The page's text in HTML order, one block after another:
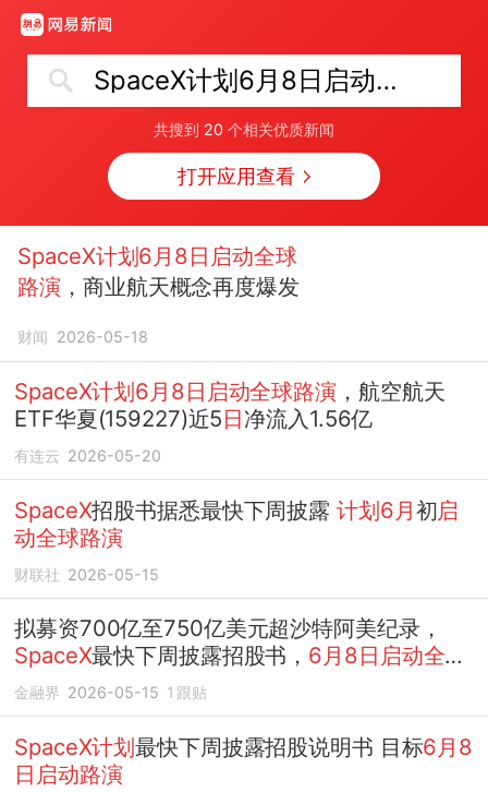
SpaceX计划6月8日启动全球路演
共搜到 20 个相关优质新闻
打开应用查看
SpaceX计划6月8日启动全球
路演 ，商业航天概念再度爆发
财闻 2026-05-18
SpaceX计划6月8日启动全球路演 ，航空航天
ETF华夏(159227)近5日净流入1.56亿
有连云 2026-05-20
SpaceX招股书据悉最快下周披露 计划6月初启
动全球路演
财联社 2026-05-15
拟募资700亿至750亿美元超沙特阿美纪录，
SpaceX最快下周披露招股书， 6月8日启动全球
路演
金融界 2026-05-15 1 跟贴
SpaceX计划最快下周披露招股说明书 目标6月8
日启动路演